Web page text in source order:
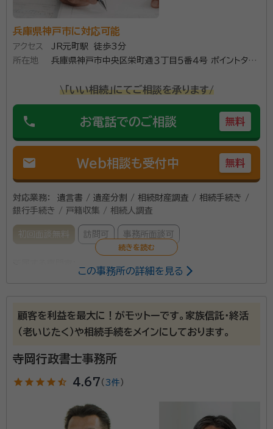
兵庫県神戸市に対応可能
アクセス
JR元町駅 徒歩3分
所在地
兵庫県神戸市中央区栄町通３丁目５番４号 ポイントタワ
\「いい相続」にてご相談を承ります/
phone お電話でのご相談 無料
mail Web相談も受付中 無料
対応業務：
遺言書 / 遺産分割 / 相続財産調査 / 相続手続き /
銀行手続き / 戸籍収集 / 相続人調査
初回面談無料 訪問可 事務所面談可
資格等：行政書士
所属団体： 兵庫県行政書士会
この事務所の詳細を見る
顧客を利益を最大に！がモットーです。家族信託・終活
（老いじたく）や相続手続をメインにしております。
寺岡行政書士事務所
star star star star star_half 4.67 （ 3件 ）